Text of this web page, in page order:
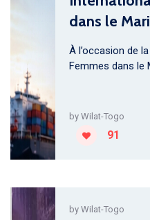
dans le
À l’occasion de
Femmes dans le
by Wilat-Togo
91
by Wilat-Togo